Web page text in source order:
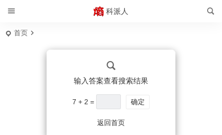
科派人
首页
输入答案查看搜索结果
7 + 2 = 确定
返回首页